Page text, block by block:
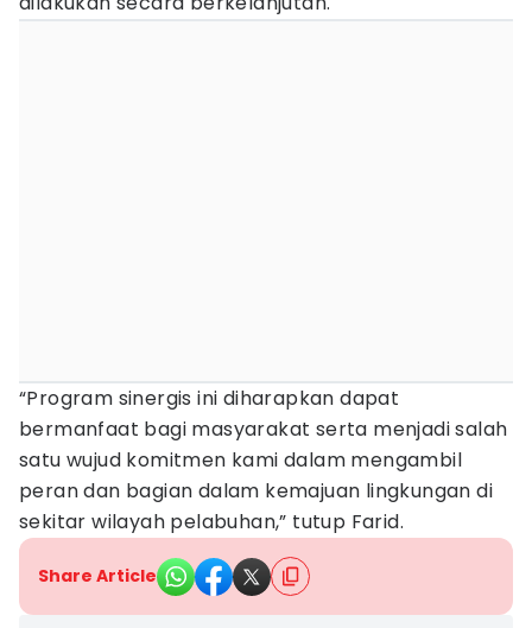
“Program sinergis ini diharapkan dapat
bermanfaat bagi masyarakat serta menjadi salah
satu wujud komitmen kami dalam mengambil
peran dan bagian dalam kemajuan lingkungan di
sekitar wilayah pelabuhan,” tutup Farid.
Share Article